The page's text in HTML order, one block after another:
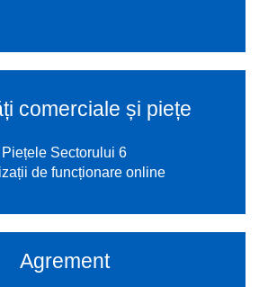
comerciale și piețe
Piețele Sectorului 6
de funcționare online
Agrement